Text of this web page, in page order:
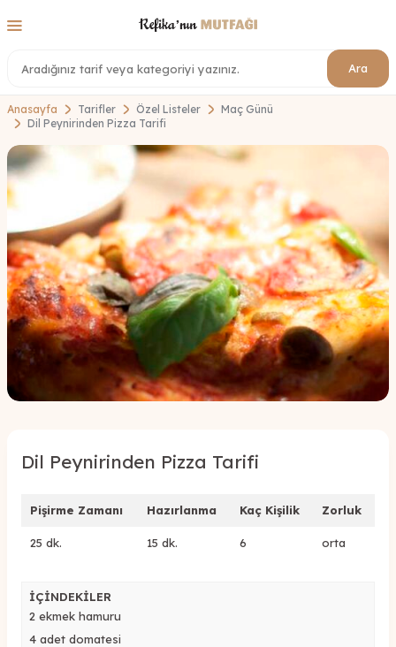
Ara
Anasayfa Tarifler Özel Listeler
Maç Günü
Dil Peynirinden Pizza Tarifi
Dil Peynirinden Pizza Tarifi
Pişirme Zamanı Hazırlanma Kaç Kişilik Zorluk
25 dk. 15 dk. 6 orta
İÇİNDEKİLER
2 ekmek hamuru
4 adet domatesi